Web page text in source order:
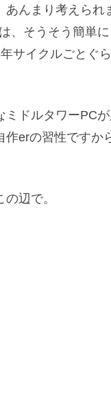
んまり考えられ
、そうそう簡単
サイクルごとぐ
ドルタワーPC
erの習性ですか
辺で。